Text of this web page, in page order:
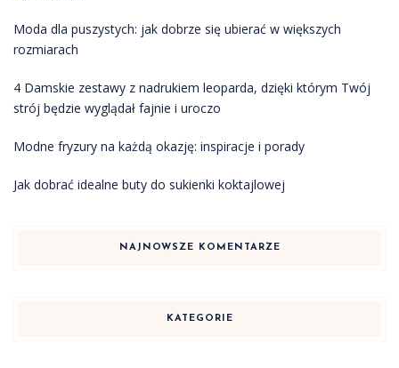
Moda dla puszystych: jak dobrze się ubierać w większych
rozmiarach
4 Damskie zestawy z nadrukiem leoparda, dzięki którym Twój
strój będzie wyglądał fajnie i uroczo
Modne fryzury na każdą okazję: inspiracje i porady
Jak dobrać idealne buty do sukienki koktajlowej
NAJNOWSZE KOMENTARZE
KATEGORIE